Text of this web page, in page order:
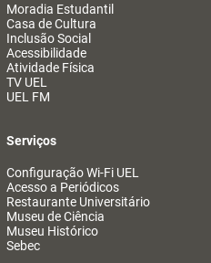
Moradia Estudantil
Casa de Cultura
Inclusão Social
Acessibilidade
Atividade Física
TV UEL
UEL FM
Serviços
Configuração Wi-Fi UEL
Acesso a Periódicos
Restaurante Universitário
Museu de Ciência
Museu Histórico
Sebec